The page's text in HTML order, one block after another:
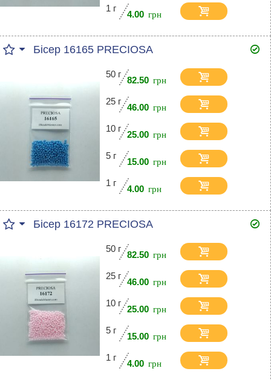
1 г
4.00
Бісер 16165 PRECIOSA
50 г
82.50
25 г
46.00
10 г
25.00
5 г
15.00
1 г
4.00
Бісер 16172 PRECIOSA
50 г
82.50
25 г
46.00
10 г
25.00
5 г
15.00
1 г
4.00